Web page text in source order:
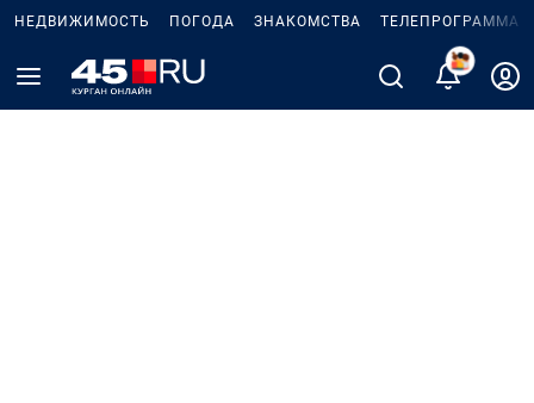
НЕДВИЖИМОСТЬ ПОГОДА ЗНАКОМСТВА ТЕЛЕПРОГРАММА